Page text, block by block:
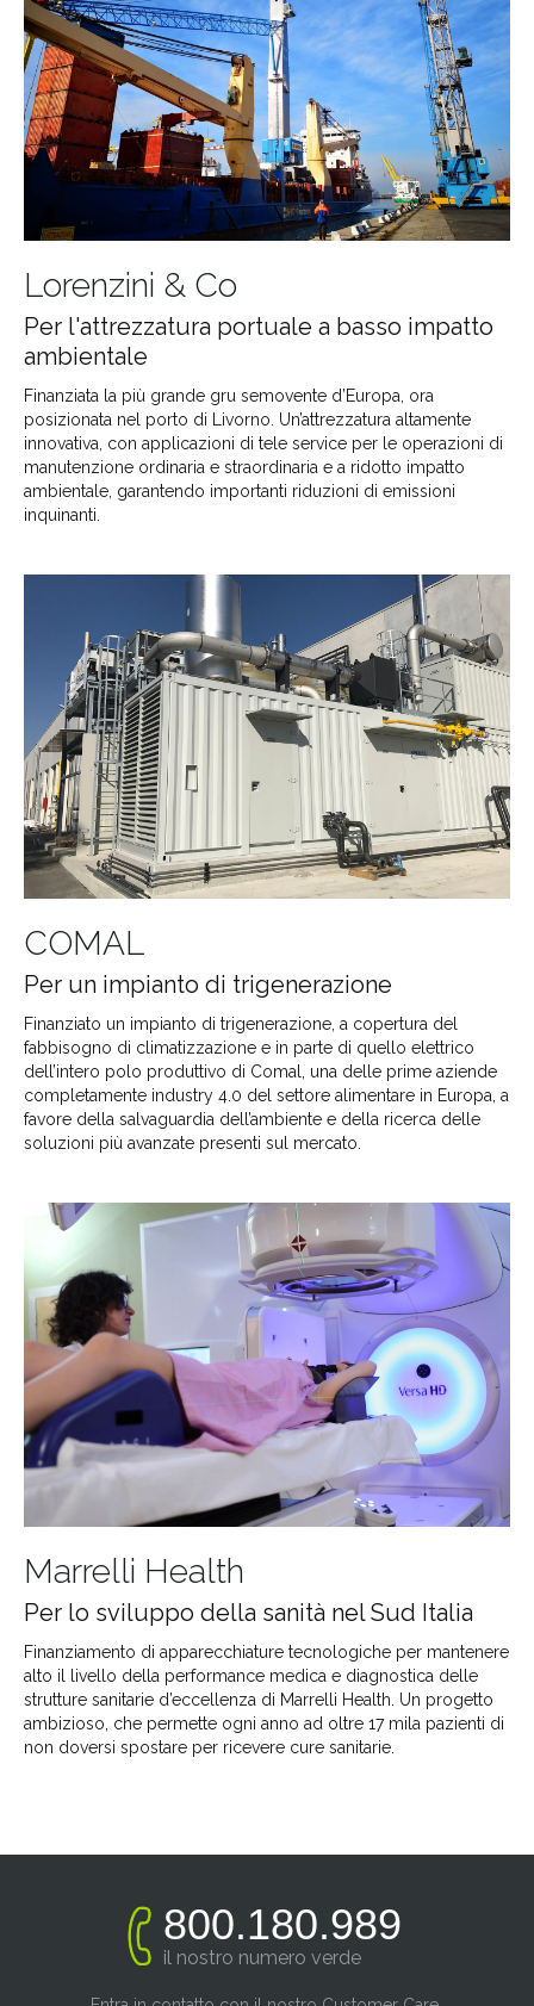
Lorenzini & Co
Per l'attrezzatura portuale a basso impatto
ambientale
Finanziata la più grande gru semovente d’Europa, ora
posizionata nel porto di Livorno. Un’attrezzatura altamente
innovativa, con applicazioni di tele service per le operazioni di
manutenzione ordinaria e straordinaria e a ridotto impatto
ambientale, garantendo importanti riduzioni di emissioni
inquinanti.
COMAL
Per un impianto di trigenerazione
Finanziato un impianto di trigenerazione, a copertura del
fabbisogno di climatizzazione e in parte di quello elettrico
dell’intero polo produttivo di Comal, una delle prime aziende
completamente industry 4.0 del settore alimentare in Europa, a
favore della salvaguardia dell’ambiente e della ricerca delle
soluzioni più avanzate presenti sul mercato.
Marrelli Health
Per lo sviluppo della sanità nel Sud Italia
Finanziamento di apparecchiature tecnologiche per mantenere
alto il livello della performance medica e diagnostica delle
strutture sanitarie d’eccellenza di Marrelli Health. Un progetto
ambizioso, che permette ogni anno ad oltre 17 mila pazienti di
non doversi spostare per ricevere cure sanitarie.
800.180.989
il nostro numero verde